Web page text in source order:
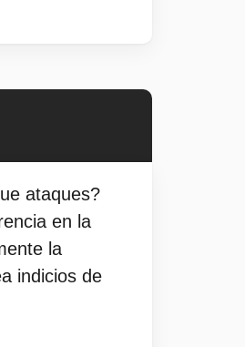
ataques?
en la
la
indicios de